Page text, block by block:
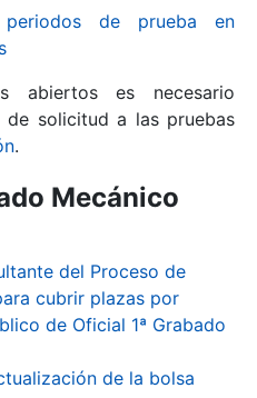
de prueba en
abiertos es necesario
de solicitud a las pruebas
.
Mecánico
del Proceso de
cubrir plazas por
de Oficial 1ª Grabado
de la bolsa